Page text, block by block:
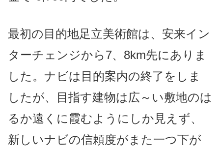
最初の目的地足立美術館は、安来イン
ターチェンジから7、8km先にありま
した。 ナビは目的案内の終了をしま
したが、目指す建物は広～い敷地のは
るか遠くに霞むようにしか見えず、
新しいナビの信頼度がまた一つ下が